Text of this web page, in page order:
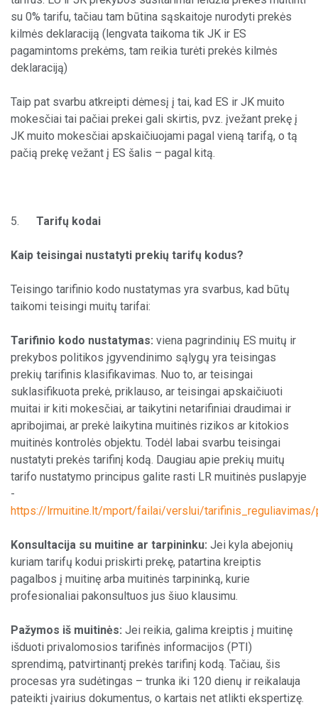
su 0% tarifu, tačiau tam būtina sąskaitoje nurodyti prekės
kilmės deklaraciją (lengvata taikoma tik JK ir ES
pagamintoms prekėms, tam reikia turėti prekės kilmės
deklaraciją)
Taip pat svarbu atkreipti dėmesį į tai, kad ES ir JK muito
mokesčiai tai pačiai prekei gali skirtis, pvz. įvežant prekę į
JK muito mokesčiai apskaičiuojami pagal vieną tarifą, o tą
pačią prekę vežant į ES šalis – pagal kitą.
5. Tarifų kodai
Kaip teisingai nustatyti prekių tarifų kodus?
Teisingo tarifinio kodo nustatymas yra svarbus, kad būtų
taikomi teisingi muitų tarifai:
Tarifinio kodo nustatymas: viena pagrindinių ES muitų ir
prekybos politikos įgyvendinimo sąlygų yra teisingas
prekių tarifinis klasifikavimas. Nuo to, ar teisingai
suklasifikuota prekė, priklauso, ar teisingai apskaičiuoti
muitai ir kiti mokesčiai, ar taikytini netarifiniai draudimai ir
apribojimai, ar prekė laikytina muitinės rizikos ar kitokios
muitinės kontrolės objektu. Todėl labai svarbu teisingai
nustatyti prekės tarifinį kodą. Daugiau apie prekių muitų
tarifo nustatymo principus galite rasti LR muitinės puslapyje
-
https://lrmuitine.lt/mport/failai/verslui/
Konsultacija su muitine ar tarpininku: Jei kyla abejonių
kuriam tarifų kodui priskirti prekę, patartina kreiptis
pagalbos į muitinę arba muitinės tarpininką, kurie
profesionaliai pakonsultuos jus šiuo klausimu.
Pažymos iš muitinės: Jei reikia, galima kreiptis į muitinę
išduoti privalomosios tarifinės informacijos (PTI)
sprendimą, patvirtinantį prekės tarifinį kodą. Tačiau, šis
procesas yra sudėtingas – trunka iki 120 dienų ir reikalauja
pateikti įvairius dokumentus, o kartais net atlikti ekspertizę.